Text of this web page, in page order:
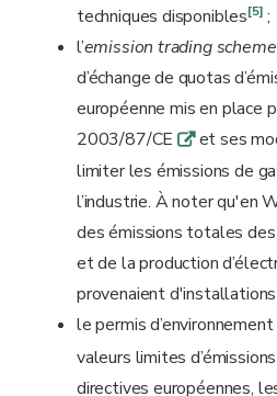
techniques disponibles[5] ;
l’emission trading scheme
d’échange de quotas
européenne mis en place
2003/87/CEqet ses
limiter les émissions de
l’industrie. À noter qu'en
des émissions totales
et de la production
provenaient
le permis d’environnement
valeurs limites
directives européennes,